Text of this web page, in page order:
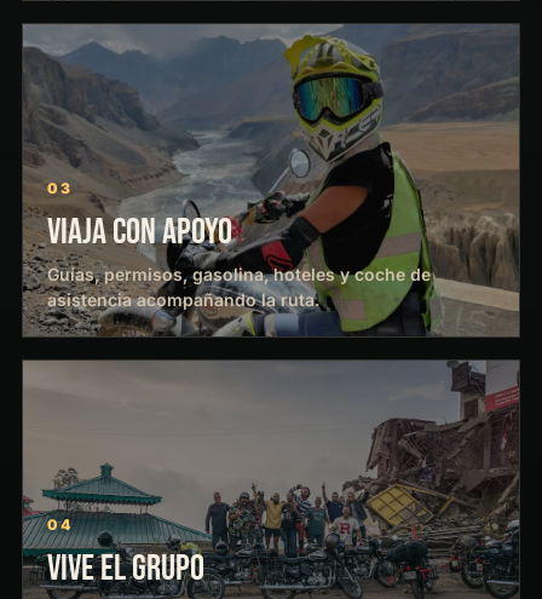
03
VIAJA CON APOYO
Guías, permisos, gasolina, hoteles y coche de
asistencia acompañando la ruta.
04
VIVE EL GRUPO